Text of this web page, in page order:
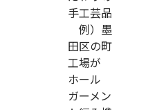
手工芸品
例）墨
田区の町
工場が
ホール
ガーメン